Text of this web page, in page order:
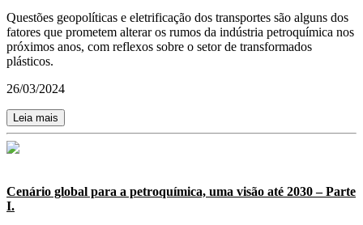
Questões geopolíticas e eletrificação dos transportes são alguns dos
fatores que prometem alterar os rumos da indústria petroquímica nos
próximos anos, com reflexos sobre o setor de transformados
plásticos.
26/03/2024
Leia mais
Cenário global para a petroquímica, uma visão até 2030 – Parte
I.